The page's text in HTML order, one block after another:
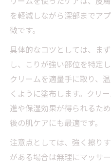
を軽減しながら深部までア
徴です。
具体的なコツとしては、ま
し、こりが強い部位を特定
クリームを適量手に取り、
くように塗布します。クリ
進や保湿効果が得られるた
後の肌ケアにも最適です。
注意点としては、強く擦り
がある場合は無理にマッサ